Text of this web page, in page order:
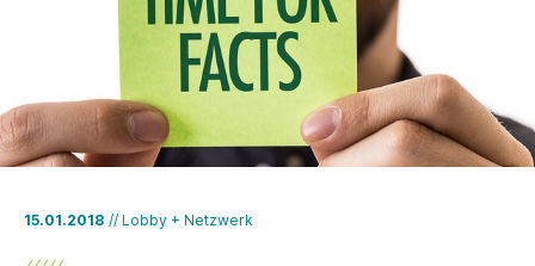
15.01.2018 // Lobby + Netzwerk